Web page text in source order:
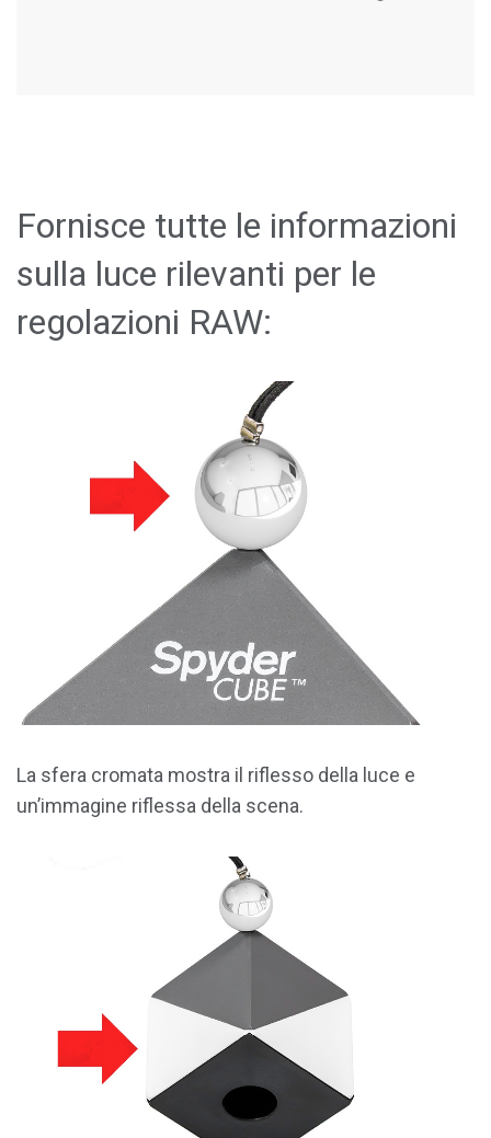
Fornisce tutte le informazioni
sulla luce rilevanti per le
regolazioni RAW:
La sfera cromata mostra il riflesso della luce e
un’immagine riflessa della scena.